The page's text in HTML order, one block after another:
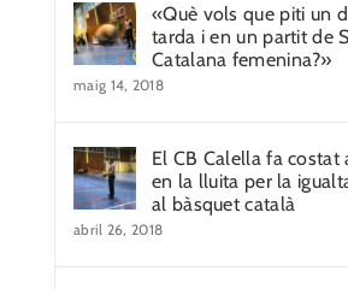
«Què vols que piti un
tarda i en un partit de
Catalana femenina?»
maig 14, 2018
El CB Calella fa costat
en la lluita per la
al bàsquet català
abril 26, 2018